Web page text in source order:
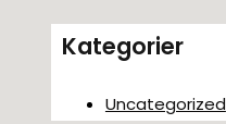
Kategorier
Uncategorized